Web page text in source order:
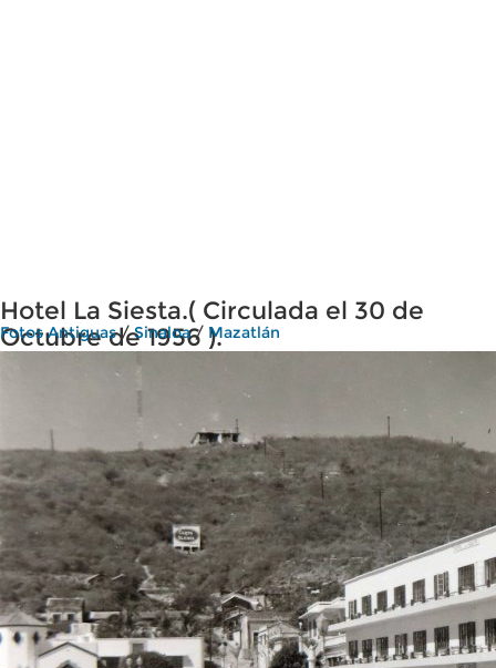
Hotel La Siesta.( Circulada el 30 de
Octubre de 1956 ).
Fotos Antiguas/Sinaloa/ Mazatlán